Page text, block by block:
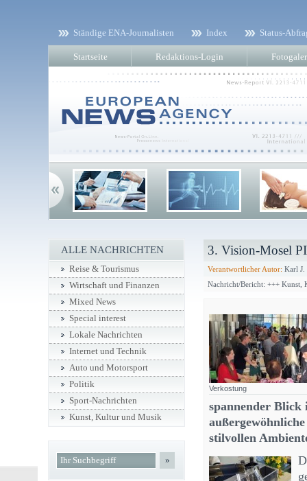
Ständige ENA-Journalisten Index Status-
Startseite Redaktions-Login
3. Vision-Mosel
Verantwortlicher Autor: Karl J.
Nachricht/Bericht: +++ Kunst,
Verkostung
spannender Blick
stilvollen
ALLE NACHRICHTEN
Reise & Tourismus
Wirtschaft und Finanzen
Mixed News
Special interest
Lokale Nachrichten
Internet und Technik
Auto und Motorsport
Politik
Sport-Nachrichten
Kunst, Kultur und Musik
»